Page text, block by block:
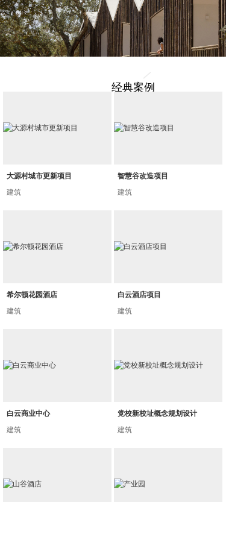
经典案例
大源村城市更新项目
建筑
智慧谷改造项目
建筑
希尔顿花园酒店
建筑
白云酒店项目
建筑
白云商业中心
建筑
党校新校址概念规划设计
建筑